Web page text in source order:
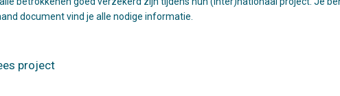
document vind je alle nodige informatie.
project